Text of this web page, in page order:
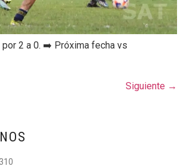
2 a 0. ➡️ Próxima fecha vs
Siguiente →